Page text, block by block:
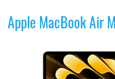
Apple MacBook Air